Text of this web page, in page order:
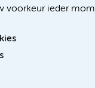
voorkeur ieder